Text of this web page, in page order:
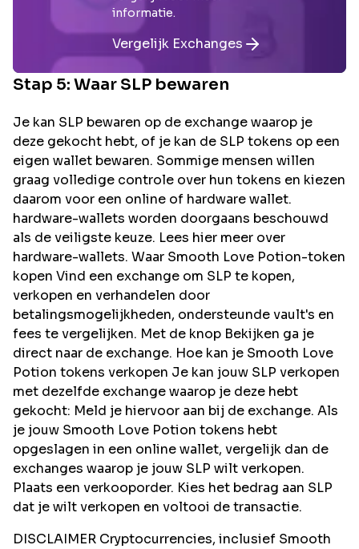
informatie.
Vergelijk Exchanges
Stap 5: Waar SLP bewaren
Je kan SLP bewaren op de exchange waarop je
deze gekocht hebt, of je kan de SLP tokens op een
eigen wallet bewaren. Sommige mensen willen
graag volledige controle over hun tokens en kiezen
daarom voor een online of hardware wallet.
hardware-wallets worden doorgaans beschouwd
als de veiligste keuze. Lees hier meer over
hardware-wallets. Waar Smooth Love Potion-token
kopen Vind een exchange om SLP te kopen,
verkopen en verhandelen door
betalingsmogelijkheden, ondersteunde vault's en
fees te vergelijken. Met de knop Bekijken ga je
direct naar de exchange. Hoe kan je Smooth Love
Potion tokens verkopen Je kan jouw SLP verkopen
met dezelfde exchange waarop je deze hebt
gekocht: Meld je hiervoor aan bij de exchange. Als
je jouw Smooth Love Potion tokens hebt
opgeslagen in een online wallet, vergelijk dan de
exchanges waarop je jouw SLP wilt verkopen.
Plaats een verkooporder. Kies het bedrag aan SLP
dat je wilt verkopen en voltooi de transactie.
DISCLAIMER Cryptocurrencies, inclusief Smooth